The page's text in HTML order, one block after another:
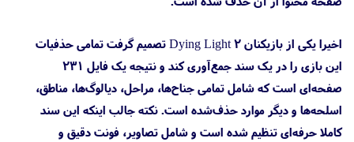
اخیرا یکی از بازیکنان Dying Light 2 تصمیم گرفت تمامی حذفیات
این بازی را در یک سند جمع‌آوری کند و نتیجه یک فایل ۲۳۱
صفحه‌ای است که شامل تمامی جناح‌ها، مراحل، دیالوگ‌ها، مناطق،
اسلحه‌ها و دیگر موارد حذف‌شده است. نکته جالب اینکه این سند
کاملا حرفه‌ای تنظیم شده است و شامل تصاویر، فونت دقیق و